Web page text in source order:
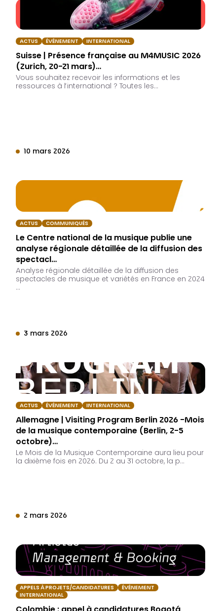
ACTUS ÉVÉNEMENT INTERNATIONAL
Suisse | Présence française au M4MUSIC 2026
(Zurich, 20-21 mars)…
Vous souhaitez recevoir les informations et les
ressources à l’international ? Toutes les…
10 mars 2026
ACTUS COMMUNIQUÉS
Le Centre national de la musique publie une
analyse régionale détaillée de la diffusion des
spectacl…
Analyse régionale détaillée de la diffusion des
spectacles de musique et variétés en France en 2024
…
3 mars 2026
ACTUS ÉVÉNEMENT INTERNATIONAL
Allemagne | Visiting Program Berlin 2026 -Mois
de la musique contemporaine (Berlin, 2-5
octobre)…
Le Mois de la Musique Contemporaine aura lieu pour
la dixième fois en 2026. Du 2 au 31 octobre, la p…
2 mars 2026
APPELS À PROJETS/CANDIDATURES
ÉVÉNEMENT
INTERNATIONAL